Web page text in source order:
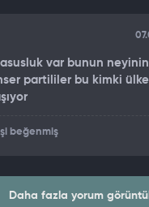
casusluk var bunun
partililer bu kimki
beğenmiş
Daha fazla yorum